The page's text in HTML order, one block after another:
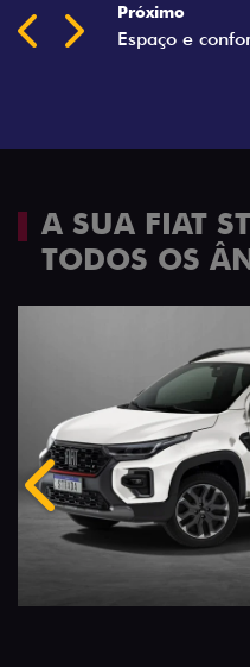
PreviousNext
Próximo
Espaço e
A SUA FIAT
TODOS OS
Anterior